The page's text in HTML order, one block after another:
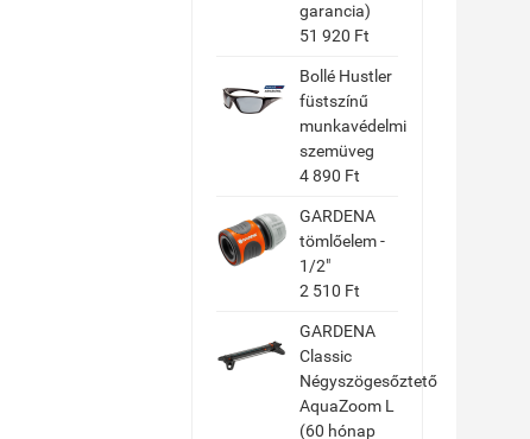
garancia)
51 920 Ft
Bollé Hustler
füstszínű
munkavédelmi
szemüveg
4 890 Ft
GARDENA
tömlőelem -
1/2"
2 510 Ft
GARDENA
Classic
Négyszögesőztető
AquaZoom L
(60 hónap